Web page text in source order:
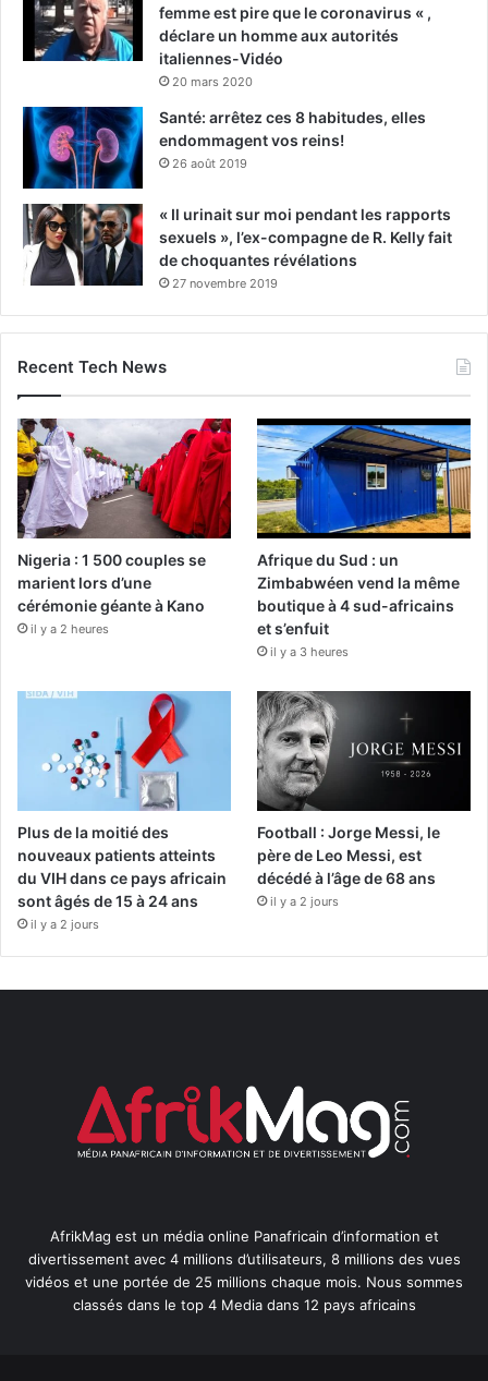
femme est pire que le coronavirus « ,
déclare un homme aux autorités
italiennes-Vidéo
20 mars 2020
Santé: arrêtez ces 8 habitudes, elles
endommagent vos reins!
26 août 2019
« Il urinait sur moi pendant les rapports
sexuels », l’ex-compagne de R. Kelly fait
de choquantes révélations
27 novembre 2019
Recent Tech News
Nigeria : 1 500 couples se
marient lors d’une
cérémonie géante à Kano
il y a 2 heures
Afrique du Sud : un
Zimbabwéen vend la même
boutique à 4 sud-africains
et s’enfuit
il y a 3 heures
Plus de la moitié des
nouveaux patients atteints
du VIH dans ce pays africain
sont âgés de 15 à 24 ans
il y a 2 jours
Football : Jorge Messi, le
père de Leo Messi, est
décédé à l’âge de 68 ans
il y a 2 jours
AfrikMag est un média online Panafricain d’information et
divertissement avec 4 millions d’utilisateurs, 8 millions des vues
vidéos et une portée de 25 millions chaque mois. Nous sommes
classés dans le top 4 Media dans 12 pays africains